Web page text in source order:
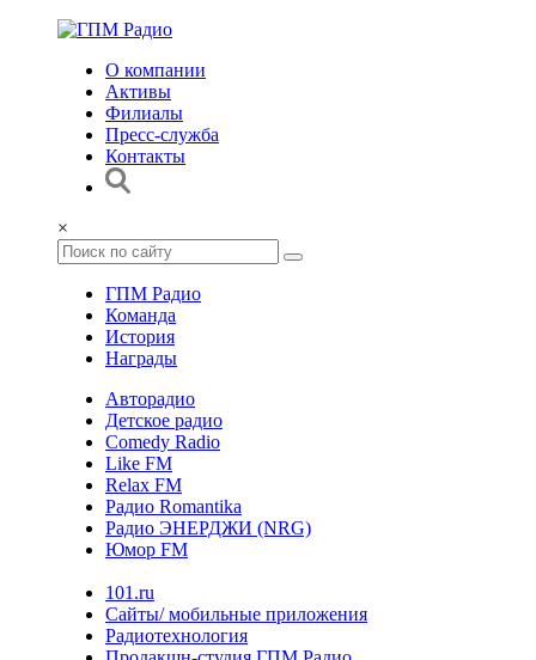
О компании
Активы
Филиалы
Пресс-служба
Контакты
×
ГПМ Радио
Команда
История
Награды
Авторадио
Детское радио
Comedy Radio
Like FM
Relax FM
Радио Romantika
Радио ЭНЕРДЖИ (NRG)
Юмор FM
101.ru
Сайты/ мобильные приложения
Радиотехнология